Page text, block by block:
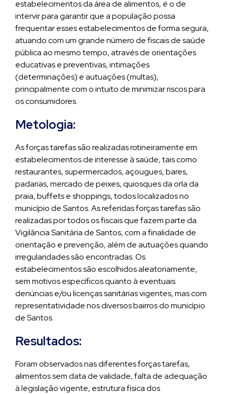
estabelecimentos da área de alimentos, é o de
intervir para garantir que a população possa
frequentar esses estabelecimentos de forma segura,
atuando com um grande número de fiscais de saúde
pública ao mesmo tempo, através de orientações
educativas e preventivas, intimações
(determinações) e autuações (multas),
principalmente com o intuito de minimizar riscos para
os consumidores.
Metologia:
As forças tarefas são realizadas rotineiramente em
estabelecimentos de interesse à saúde, tais como
restaurantes, supermercados, açougues, bares,
padarias, mercado de peixes, quiosques da orla da
praia, buffets e shoppings, todos localizados no
município de Santos. As referidas forças tarefas são
realizadas por todos os fiscais que fazem parte da
Vigilância Sanitária de Santos, com a finalidade de
orientação e prevenção, além de autuações quando
irregularidades são encontradas. Os
estabelecimentos são escolhidos aleatoriamente,
sem motivos específicos quanto à eventuais
denúncias e/ou licenças sanitárias vigentes, mas com
representatividade nos diversos bairros do município
de Santos.
Resultados:
Foram observados nas diferentes forças tarefas,
alimentos sem data de validade, falta de adequação
à legislação vigente, estrutura física dos